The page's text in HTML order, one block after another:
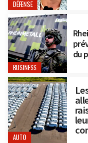
DÉFENSE
BUSINESS
du
AUTO